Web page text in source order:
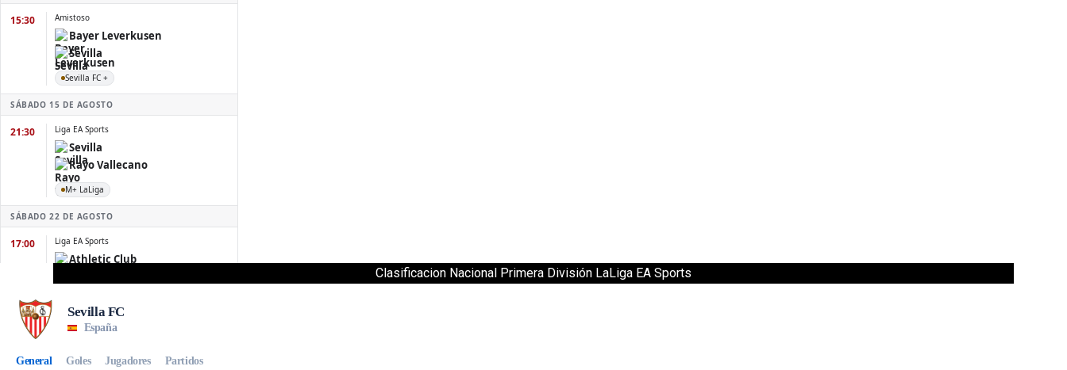
Clasificacion Nacional Primera División LaLiga EA Sports